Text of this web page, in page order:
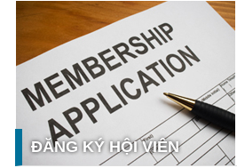
nghiệp: NoteX và hành trình chinh
phục Giải thưởng Sao Khuê 2026
Vietnam Tech Map 2026 công bố bộ
câu hỏi mẫu cho 30 lĩnh vực công
nghệ và thị trường
Giải pháp PGx của GeneStory: Lời
giải cho bài toán tự chủ công nghệ y
tế số tại Sao Khuê 2026
Ứng dụng nhận diện cuộc gọi
ĐĂNG KÝ HỘI VIÊN